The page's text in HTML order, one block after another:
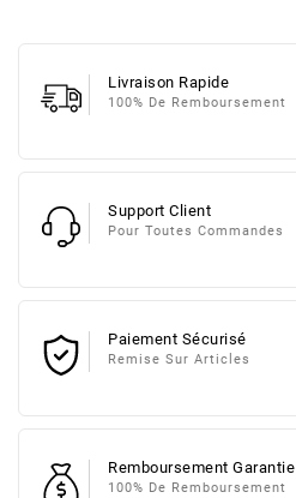
Livraison Rapide
100% De Remboursement
Support Client
Pour Toutes Commandes
Paiement Sécurisé
Remise Sur Articles
Remboursement Garantie
100% De Remboursement